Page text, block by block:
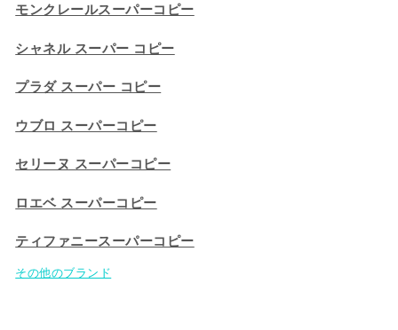
モンクレールスーパーコピー
シャネル スーパー コピー
プラダ スーパー コピー
ウブロ スーパーコピー
セリーヌ スーパーコピー​
ロエベ スーパーコピー
ティファニースーパーコピー
その他のブランド